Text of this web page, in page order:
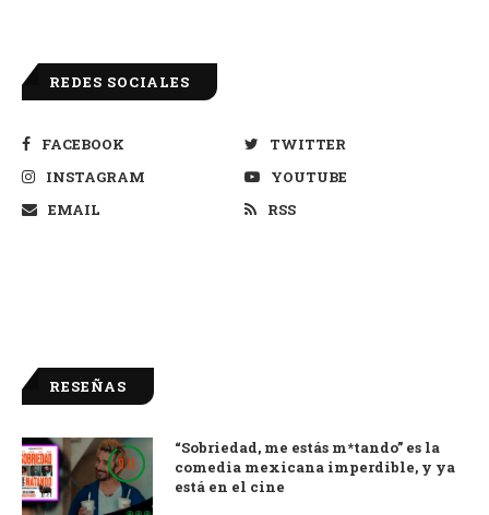
REDES SOCIALES
FACEBOOK
TWITTER
INSTAGRAM
YOUTUBE
EMAIL
RSS
RESEÑAS
9.0
“Sobriedad, me estás m*tando” es la
comedia mexicana imperdible, y ya
está en el cine